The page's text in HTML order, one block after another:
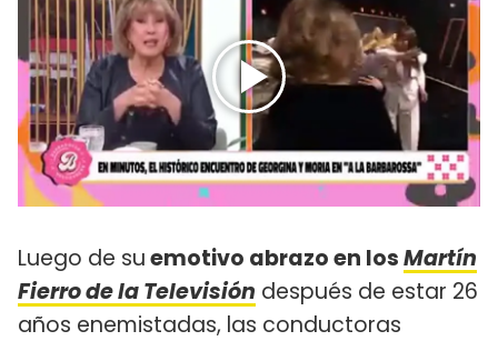
Luego de suemotivo abrazo en losMartín
Fierro de la Televisión después de estar 26
años enemistadas, las conductoras